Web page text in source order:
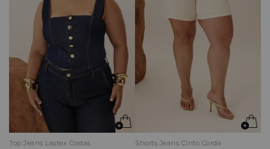
Top Jeans Lastex Costas Shorts Jeans Cinto Corda